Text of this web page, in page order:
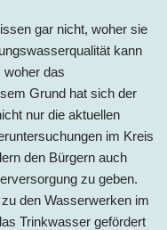
gar nicht, woher sie
kann
woher das
Grund hat sich der
nur die aktuellen
im Kreis
den Bürgern auch
zu geben.
den Wasserwerken im
Trinkwasser gefördert